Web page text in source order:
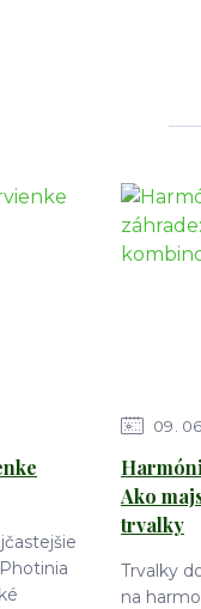
09 06
Ako
trvalky
Trvalky
na